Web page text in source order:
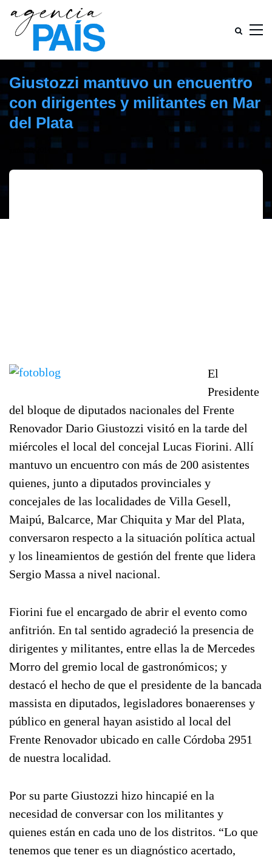
Giustozzi mantuvo un encuentro
con dirigentes y militantes en Mar
del Plata
El
Presidente
del bloque de diputados nacionales del Frente
Renovador Dario Giustozzi visitó en la tarde del
miércoles el local del concejal Lucas Fiorini. Allí
mantuvo un encuentro con más de 200 asistentes
quienes, junto a diputados provinciales y
concejales de las localidades de Villa Gesell,
Maipú, Balcarce, Mar Chiquita y Mar del Plata,
conversaron respecto a la situación política actual
y los lineamientos de gestión del frente que lidera
Sergio Massa a nivel nacional.
Fiorini fue el encargado de abrir el evento como
anfitrión. En tal sentido agradeció la presencia de
dirigentes y militantes, entre ellas la de Mercedes
Morro del gremio local de gastronómicos; y
destacó el hecho de que el presidente de la bancada
massista en diputados, legisladores bonaerenses y
público en general hayan asistido al local del
Frente Renovador ubicado en calle Córdoba 2951
de nuestra localidad.
Por su parte Giustozzi hizo hincapié en la
necesidad de conversar con los militantes y
quienes están en cada uno de los distritos. “Lo que
tenemos que tener es un diagnóstico acertado,